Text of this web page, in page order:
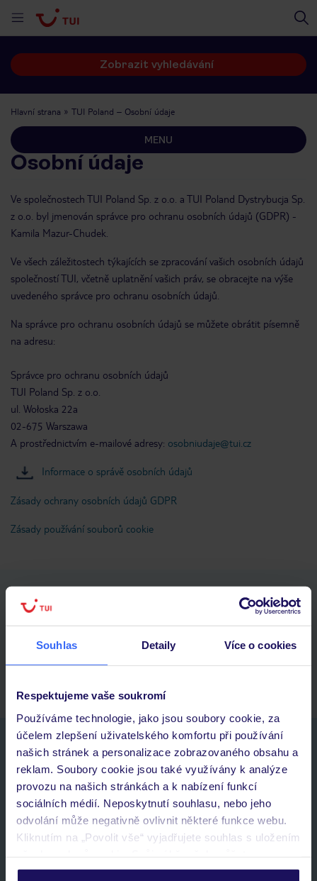
Souhlas Detaily Více o cookies
Respektujeme vaše soukromí
Používáme technologie, jako jsou soubory cookie, za
účelem zlepšení uživatelského komfortu při používání
našich stránek a personalizace zobrazovaného obsahu a
reklam. Soubory cookie jsou také využívány k analýze
provozu na našich stránkách a k nabízení funkcí
sociálních médií. Neposkytnutí souhlasu, nebo jeho
odvolání může negativně ovlivnit některé funkce webu.
Kliknutím na „Povolit vše“ vyjadřujete souhlas s uložením
personalizovat v sekci „Personalizace“.
Zobrazit vyhledávání
Hlavní strana TUI Poland – Osobní údaje
MENU
Osobní údaje
Ve společnostech TUI Poland Sp. z o.o. a TUI Poland Dystrybucja Sp.
z o.o. byl jmenován správce pro ochranu osobních údajů (GDPR) -
Kamila Mazur-Chudek.
Ve všech záležitostech týkajících se zpracování vašich osobních údajů
společností TUI, včetně uplatnění vašich práv, se obracejte na výše
uvedeného správce pro ochranu osobních údajů.
Na správce pro ochranu osobních údajů se můžete obrátit písemně
na adresu:
Správce pro ochranu osobních údajů
TUI Poland Sp. z o.o.
ul. Wołoska 22a
02-675 Warszawa
A prostřednictvím e-mailové adresy: osobniudaje@tui.cz
Informace o správě osobních údajů
Zásady ochrany osobních údajů GDPR
Zásady používání souborů cookie
rychlé vyhledávání a prohlížení nabídek
seznam oblíbených nabídek a možnost jejich sdílení
historie vyhledávání a naposledy zobrazené nabídky
kontakt s TUI a všechny informace o tvé rezervaci v myTUI
Nezapomeňte se podívat do vaší e-mailové
schránky a registraci potvrdit!